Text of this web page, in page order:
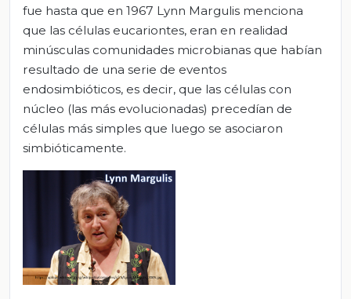
fue hasta que en 1967 Lynn Margulis menciona
que las células eucariontes, eran en realidad
minúsculas comunidades microbianas que habían
resultado de una serie de eventos
endosimbióticos, es decir, que las células con
núcleo (las más evolucionadas) precedían de
células más simples que luego se asociaron
simbióticamente.